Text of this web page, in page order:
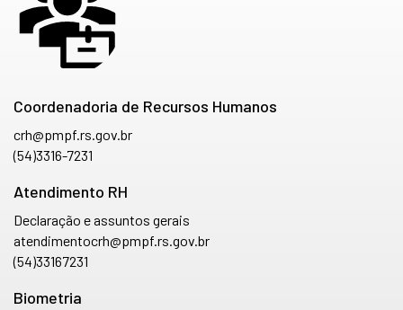
Coordenadoria de Recursos Humanos
crh@pmpf.rs.gov.br
(54)3316-7231
Atendimento RH
Declaração e assuntos gerais
atendimentocrh@pmpf.rs.gov.br
(54)33167231
Biometria